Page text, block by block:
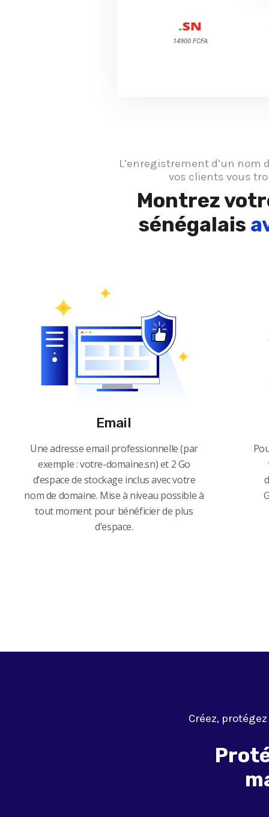
14900 FCFA
L’enregistrement d’un
vos clients vous
Montrez
sénégalais
Email
Une adresse email professionnelle (par
exemple : votre-domaine.sn) et 2 Go
d’espace de stockage inclus avec votre
nom de domaine. Mise à niveau possible à
tout moment pour bénéficier de plus
d’espace.
Créez,